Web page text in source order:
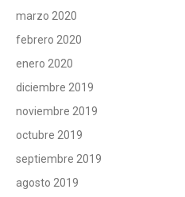
marzo 2020
febrero 2020
enero 2020
diciembre 2019
noviembre 2019
octubre 2019
septiembre 2019
agosto 2019